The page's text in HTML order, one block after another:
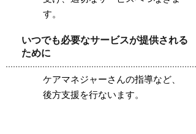
す。
いつでも必要なサービスが提供される
ために
ケアマネジャーさんの指導など、
後方支援を行ないます。